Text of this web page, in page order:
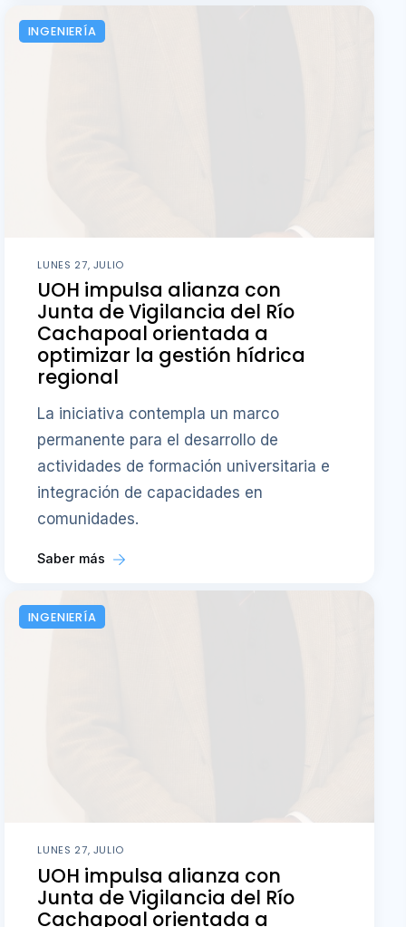
INGENIERÍA
LUNES 27, JULIO
UOH impulsa alianza con
Junta de Vigilancia del Río
Cachapoal orientada a
optimizar la gestión hídrica
regional
La iniciativa contempla un marco
permanente para el desarrollo de
actividades de formación universitaria e
integración de capacidades en
comunidades.
Saber más
INGENIERÍA
LUNES 27, JULIO
UOH impulsa alianza con
Junta de Vigilancia del Río
Cachapoal orientada a